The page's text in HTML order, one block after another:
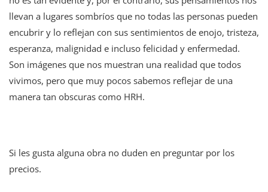
llevan a lugares sombríos que no todas las personas pueden
encubrir y lo reflejan con sus sentimientos de enojo, tristeza,
esperanza, malignidad e incluso felicidad y enfermedad.
Son imágenes que nos muestran una realidad que todos
vivimos, pero que muy pocos sabemos reflejar de una
manera tan obscuras como HRH.
Si les gusta alguna obra no duden en preguntar por los
precios.